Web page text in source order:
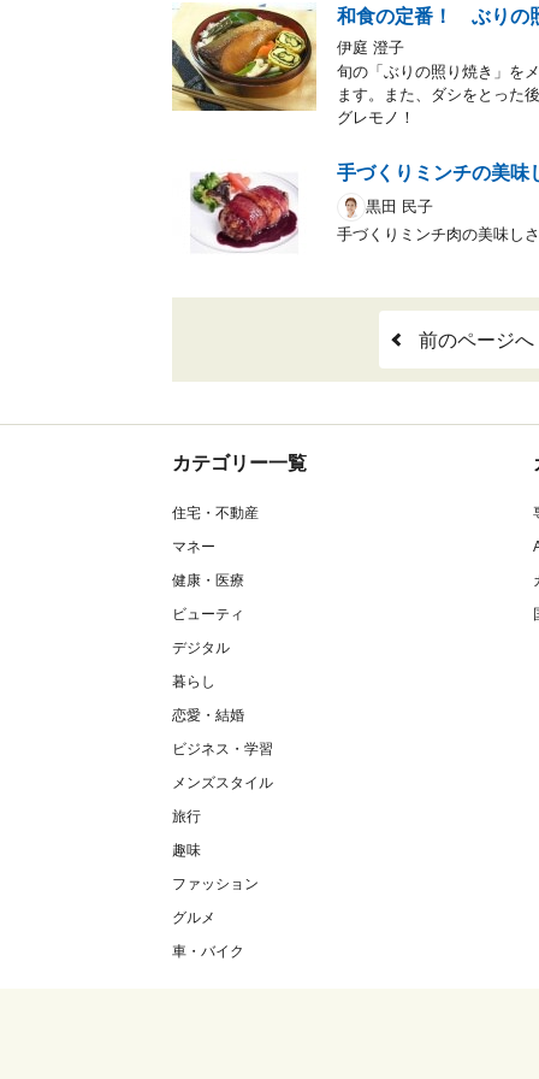
和食の定番！ ぶりの
伊庭 澄子
旬の「ぶりの照り焼き」を
ます。また、ダシをとった
グレモノ！
手づくりミンチの美味
黒田 民子
手づくりミンチ肉の美味し
前のページへ
カテゴリー一覧
住宅・不動産
マネー
健康・医療
ビューティ
デジタル
暮らし
恋愛・結婚
ビジネス・学習
メンズスタイル
旅行
趣味
ファッション
グルメ
車・バイク